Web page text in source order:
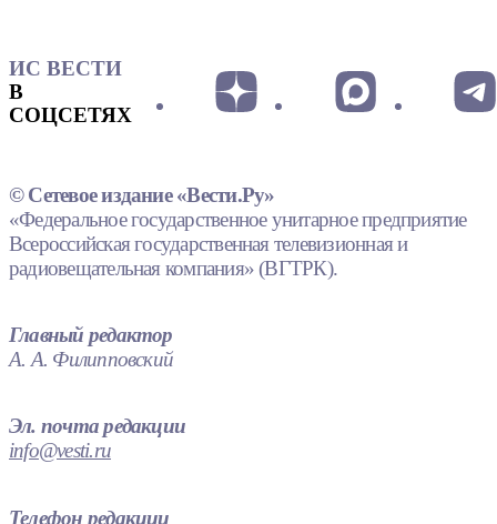
ИС ВЕСТИ
В
СОЦСЕТЯХ
© Сетевое издание «Вести.Ру»
«Федеральное государственное унитарное предприятие
Всероссийская государственная телевизионная и
радиовещательная компания» (ВГТРК).
Главный редактор
А. А. Филипповский
Эл. почта редакции
info@vesti.ru
Телефон редакции